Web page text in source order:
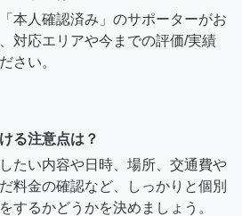
本人確認済み」のサポーターがお
対応エリアや今までの評価/実績
さい。
る注意点は？
たい内容や日時、場所、交通費や
料金の確認など、しっかりと個別
するかどうかを決めましょう。